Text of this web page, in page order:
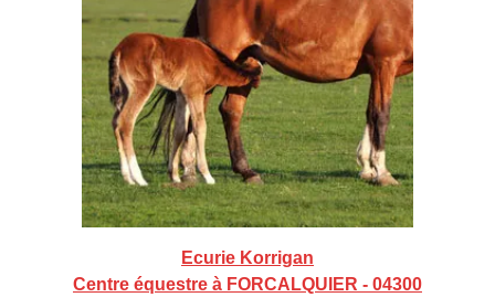
Ecurie Korrigan
Centre équestre à FORCALQUIER - 04300